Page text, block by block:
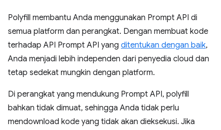
Polyfill membantu Anda menggunakan Prompt API di
semua platform dan perangkat. Dengan membuat kode
terhadap API Prompt API yang ditentukan dengan baik,
Anda menjadi lebih independen dari penyedia cloud dan
tetap sedekat mungkin dengan platform.
Di perangkat yang mendukung Prompt API, polyfill
bahkan tidak dimuat, sehingga Anda tidak perlu
mendownload kode yang tidak akan dieksekusi. Jika